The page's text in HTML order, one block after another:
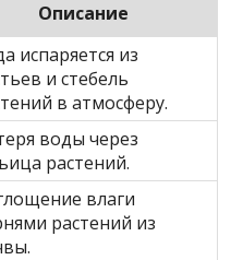
Описание
испаряется из
и стебель
в атмосферу.
воды через
растений.
влаги
растений из